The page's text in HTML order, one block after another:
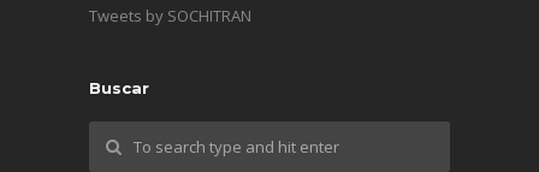
Tweets by SOCHITRAN
Buscar